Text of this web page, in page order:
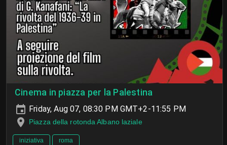
Cinema in piazza per la Palestina
Friday, Aug 07, 08:30 PM GMT+2-11:55 PM
Piazza della rotonda Albano laziale
iniziativa roma